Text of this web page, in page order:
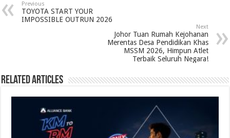
Previous
TOYOTA START YOUR
IMPOSSIBLE OUTRUN 2026
Next
Johor Tuan Rumah Kejohanan
Merentas Desa Pendidikan Khas
MSSM 2026, Himpun Atlet
Terbaik Seluruh Negara!
Related Articles